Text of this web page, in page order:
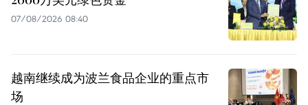
07/08/2026 08:40
越南继续成为波兰食品企业的重点市
场